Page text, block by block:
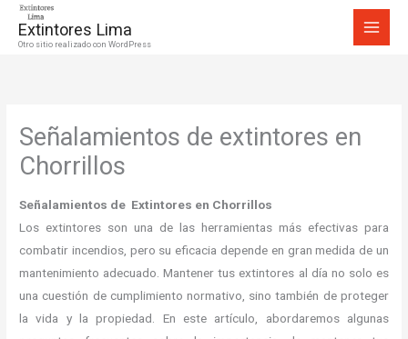
Extintores Lima
Otro sitio realizado con WordPress
Señalamientos de extintores en
Chorrillos
Señalamientos de Extintores en Chorrillos
Los extintores son una de las herramientas más efectivas para
combatir incendios, pero su eficacia depende en gran medida de un
mantenimiento adecuado. Mantener tus extintores al día no solo es
una cuestión de cumplimiento normativo, sino también de proteger
la vida y la propiedad. En este artículo, abordaremos algunas